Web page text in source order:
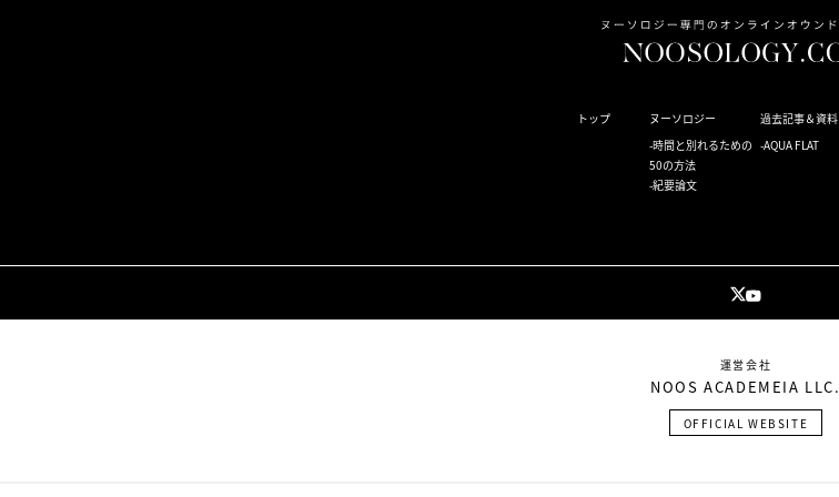
トップ
ヌーソロジー
時間と別れるための
50の方法
紀要論文
過去記事＆資料
AQUA FLAT
運営会社
NOOS ACADEMEIA LLC.
OFFICIAL WEBSITE